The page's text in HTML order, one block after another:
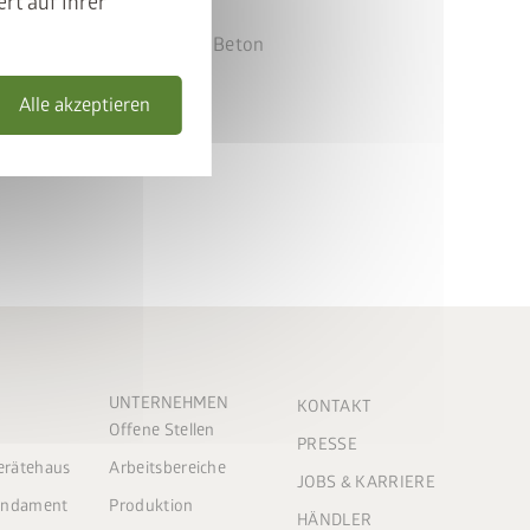
Alle akzeptieren
Standzeit
hohe Bohrleistung in Beton
Positionierung
UNTERNEHMEN
Offene Stellen
Arbeitsbereiche
Produktion
KONTAKT
PRESSE
JOBS & KARRIERE
HÄNDLER